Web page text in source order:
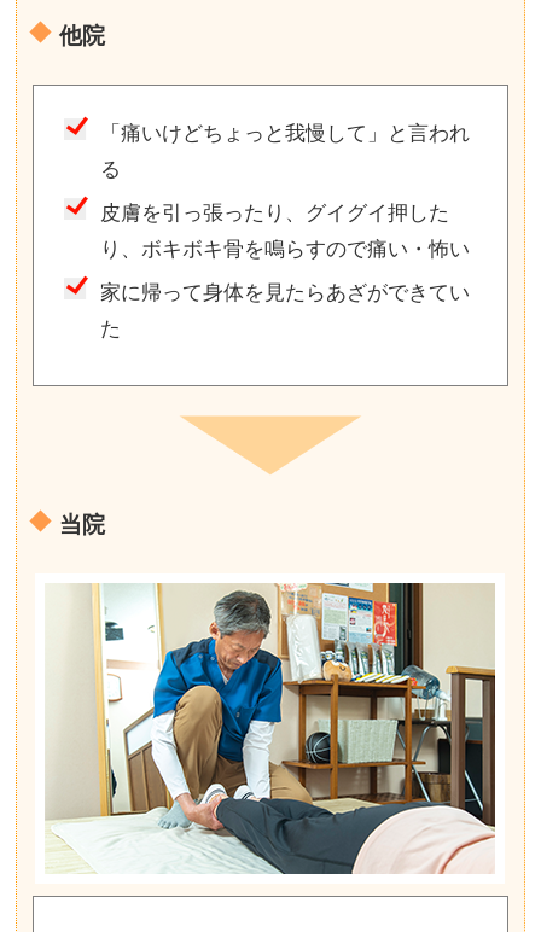
他院
「痛いけどちょっと我慢して」と言われ
る
皮膚を引っ張ったり、グイグイ押した
り、ボキボキ骨を鳴らすので痛い・怖い
家に帰って身体を見たらあざができてい
た
当院